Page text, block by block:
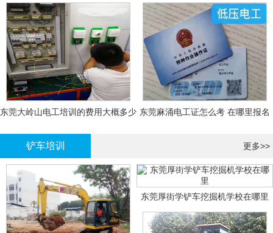
钱
东莞大岭山电工培训的费用大概多少 东莞麻涌电工证怎么考 在哪里报名
铲车培训 更多>>
东莞厚街学铲车挖掘机学校在哪里